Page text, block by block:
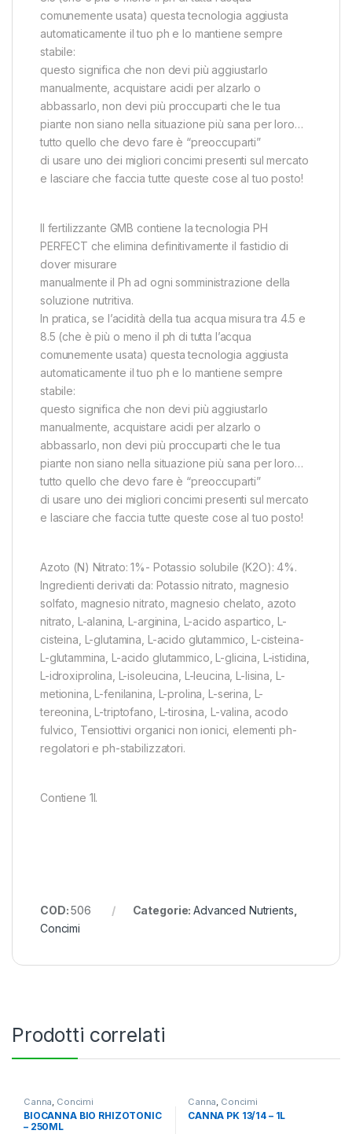
comunemente usata) questa tecnologia aggiusta
automaticamente il tuo ph e lo mantiene sempre
stabile:
questo significa che non devi più aggiustarlo
manualmente, acquistare acidi per alzarlo o
abbassarlo, non devi più proccuparti che le tua
piante non siano nella situazione più sana per loro…
tutto quello che devo fare è “preoccuparti”
di usare uno dei migliori concimi presenti sul mercato
e lasciare che faccia tutte queste cose al tuo posto!
ll fertilizzante GMB contiene la tecnologia PH
PERFECT che elimina definitivamente il fastidio di
dover misurare
manualmente il Ph ad ogni somministrazione della
soluzione nutritiva.
In pratica, se l’acidità della tua acqua misura tra 4.5 e
8.5 (che è più o meno il ph di tutta l’acqua
comunemente usata) questa tecnologia aggiusta
automaticamente il tuo ph e lo mantiene sempre
stabile:
questo significa che non devi più aggiustarlo
manualmente, acquistare acidi per alzarlo o
abbassarlo, non devi più proccuparti che le tua
piante non siano nella situazione più sana per loro…
tutto quello che devo fare è “preoccuparti”
di usare uno dei migliori concimi presenti sul mercato
e lasciare che faccia tutte queste cose al tuo posto!
Azoto (N) Nitrato: 1%- Potassio solubile (K2O): 4%.
Ingredienti derivati da: Potassio nitrato, magnesio
solfato, magnesio nitrato, magnesio chelato, azoto
nitrato, L-alanina, L-arginina, L-acido aspartico, L-
cisteina, L-glutamina, L-acido glutammico, L-cisteina-
L-glutammina, L-acido glutammico, L-glicina, L-istidina,
L-idroxiprolina, L-isoleucina, L-leucina, L-lisina, L-
metionina, L-fenilanina, L-prolina, L-serina, L-
tereonina, L-triptofano, L-tirosina, L-valina, acodo
fulvico, Tensiottivi organici non ionici, elementi ph-
regolatori e ph-stabilizzatori.
Contiene 1l.
COD:506 Categorie:Advanced Nutrients
Concimi
Prodotti correlati
Canna Concimi
BIOCANNA BIO RHIZOTONIC
– 250ML
Canna Concimi
CANNA PK 13/14 – 1L